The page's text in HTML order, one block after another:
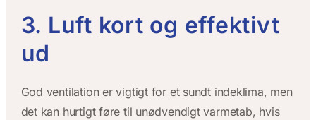
3. Luft kort og effektivt
ud
God ventilation er vigtigt for et sundt indeklima, men
det kan hurtigt føre til unødvendigt varmetab, hvis